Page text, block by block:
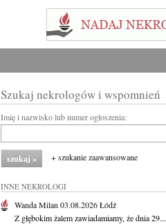
Szukaj nekrologów i wspomnień
Imię i nazwisko lub numer ogłoszenia:
+ szukanie zaawansowane
INNE NEKROLOGI
Wanda Milan 03.08.2026Łódź
Z głębokim żalem zawiadamiamy, że dnia 29...